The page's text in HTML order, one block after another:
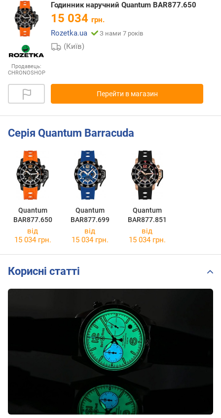
Продавець:
CHRONOSHOP
Годинник наручний Quantum BAR877.650
15 034 грн.
Rozetka.ua
З нами 7 років
(Київ)
Перейти в магазин
Серія Quantum Barracuda
Quantum
BAR877.650
Quantum
BAR877.699
Quantum
BAR877.851
від
15 034 грн.
від
15 034 грн.
від
15 034 грн.
Корисні статті